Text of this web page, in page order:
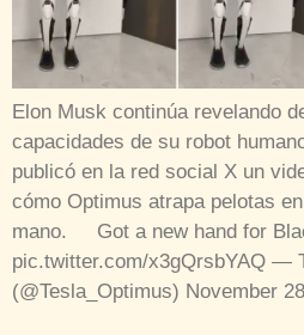
Elon Musk continúa revelando
capacidades de su robot
publicó en la red social X un
cómo Optimus atrapa pelotas
mano. Got a new hand for
pic.twitter.com/x3gQrsbYAQ —
(@Tesla_Optimus) November